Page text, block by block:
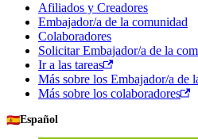
Afiliados y Creadores
Embajador/a de la comunidad
Colaboradores
Solicitar Embajador/a de la
Ir a las tareas
Más sobre los Embajador/a de
Más sobre los colaboradores
🇪🇸Español